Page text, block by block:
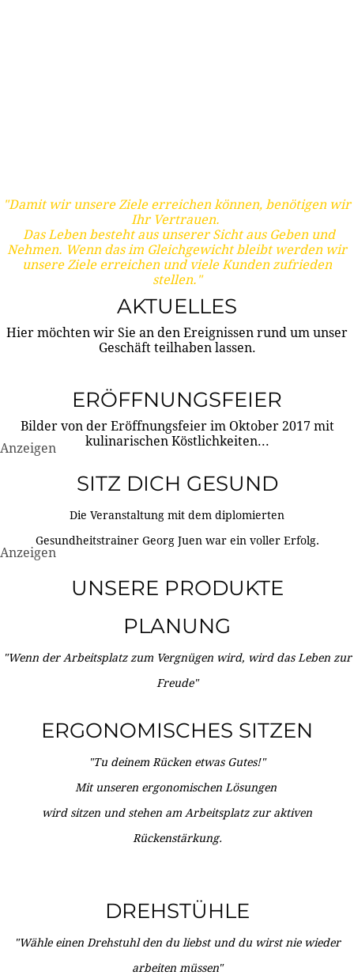
"Damit wir unsere Ziele erreichen können, benötigen wir
Ihr Vertrauen.
Das Leben besteht aus unserer Sicht aus Geben und
Nehmen. Wenn das im Gleichgewicht bleibt werden wir
unsere Ziele erreichen und viele Kunden zufrieden
stellen."
AKTUELLES
Hier möchten wir Sie an den Ereignissen rund um unser
Geschäft teilhaben lassen.
ERÖFFNUNGSFEIER
Bilder von der Eröffnungsfeier im Oktober 2017 mit
kulinarischen Köstlichkeiten...
Anzeigen
SITZ DICH GESUND
Die Veranstaltung mit dem diplomierten
Gesundheitstrainer Georg Juen war ein voller Erfolg.
Anzeigen
UNSERE PRODUKTE
PLANUNG
"Wenn der Arbeitsplatz zum Vergnügen wird, wird das Leben zur
Freude"
ERGONOMISCHES SITZEN
"Tu deinem Rücken etwas Gutes!"
Mit unseren ergonomischen Lösungen
wird sitzen und stehen am Arbeitsplatz zur aktiven
Rückenstärkung.
DREHSTÜHLE
"Wähle einen Drehstuhl den du liebst und du wirst nie wieder
arbeiten müssen"